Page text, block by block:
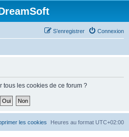
Connexion
S’enregistrer
tous les cookies de ce forum ?
Heures au format UTC+02:00
les cookies